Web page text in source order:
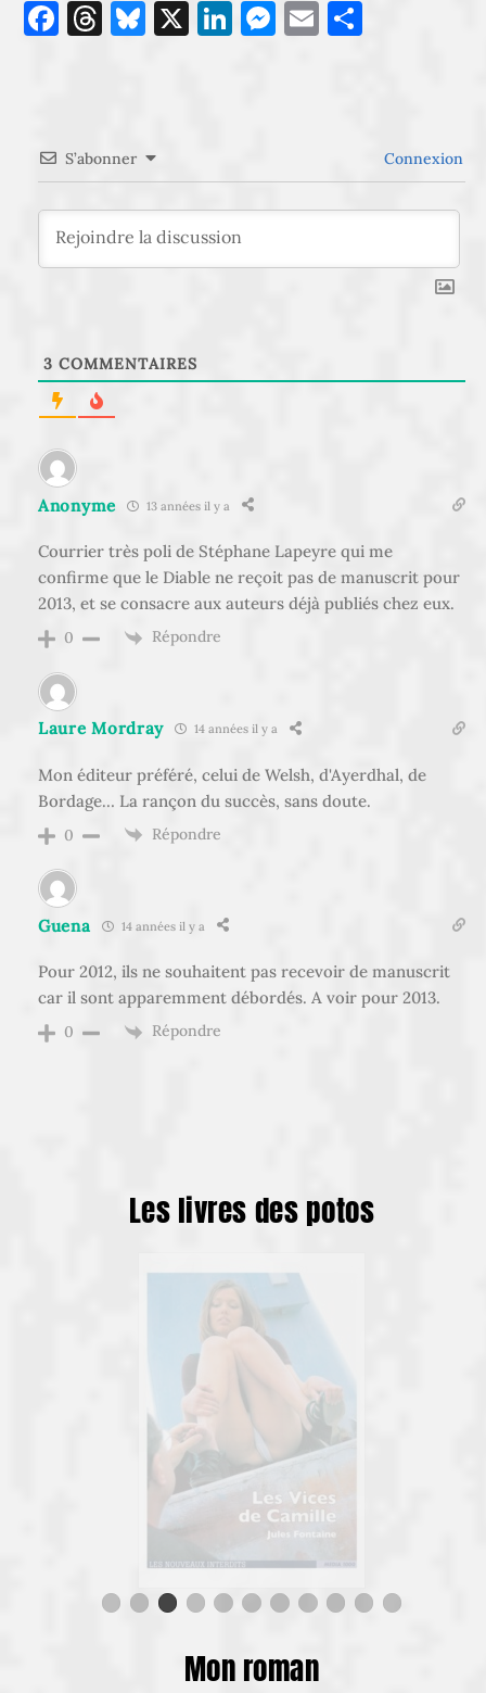
Facebook
Threads
Bluesky
X LinkedIn
Messenger
Email
S’abonner Connexion
3 COMMENTAIRES
Anonyme 13 années il y a
Courrier très poli de Stéphane Lapeyre qui me
confirme que le Diable ne reçoit pas de manuscrit pour
2013, et se consacre aux auteurs déjà publiés chez eux.
0 Répondre
Laure Mordray 14 années il y a
Mon éditeur préféré, celui de Welsh, d'Ayerdhal, de
Bordage… La rançon du succès, sans doute.
0 Répondre
Guena 14 années il y a
Pour 2012, ils ne souhaitent pas recevoir de manuscrit
car il sont apparemment débordés. A voir pour 2013.
0 Répondre
Les livres des potos
Mon roman